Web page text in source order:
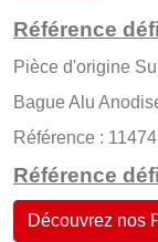
Référence
Pièce d'origine
Bague Alu
Référence : 11474
Référence
Découvrez nos